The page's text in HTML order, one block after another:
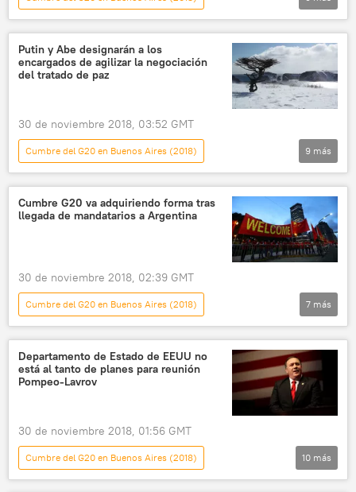
Internacional
política
🌍 Oriente Medio
Arabia Saudita
la India
Narendra Modi
Putin y Abe designarán a los
encargados de agilizar la negociación
del tratado de paz
30 de noviembre 2018, 03:52 GMT
Cumbre del G20 en Buenos Aires (2018)
Internacional
política
Rusia
Japón
islas Kuriles
Vladímir Putin
Shinzo Abe
🌏 Asia noticias
9 más
Cumbre G20 va adquiriendo forma tras
llegada de mandatarios a Argentina
30 de noviembre 2018, 02:39 GMT
Cumbre del G20 en Buenos Aires (2018)
América Latina
Internacional
política
Buenos Aires
Argentina
G20
noticias
7 más
Departamento de Estado de EEUU no
está al tanto de planes para reunión
Pompeo-Lavrov
30 de noviembre 2018, 01:56 GMT
Cumbre del G20 en Buenos Aires (2018)
Internacional
política
Rusia
10 más